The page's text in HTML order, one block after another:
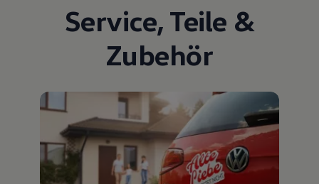
Service, Teile &
Zubehör